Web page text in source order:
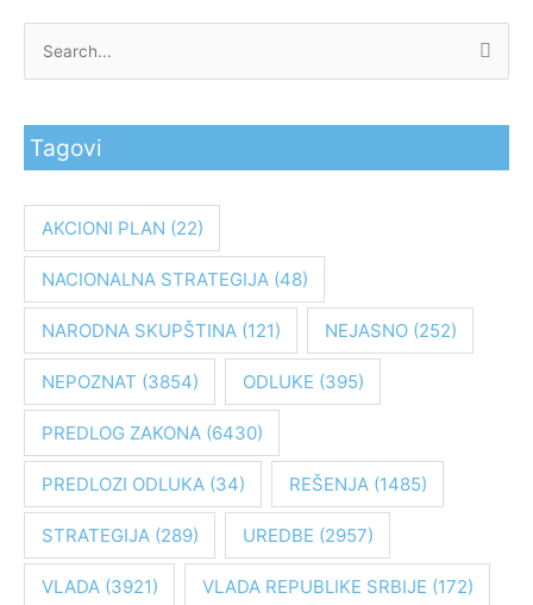
g
z
Tagovi
AKCIONI PLAN (22)
NACIONALNA STRATEGIJA(48)
NARODNA SKUPŠTINA(121) NEJASNO(252)
NEPOZNAT (3854) ODLUKE (395)
PREDLOG ZAKONA(6430)
PREDLOZI ODLUKA(34) REŠENJA(1485)
STRATEGIJA(289) UREDBE (2957)
VLADA(3921) VLADA REPUBLIKE SRBIJE (172)